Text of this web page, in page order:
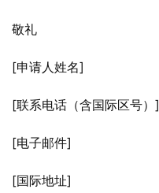
敬礼
[申请人姓名]
[联系电话（含国际区号）]
[电子邮件]
[国际地址]